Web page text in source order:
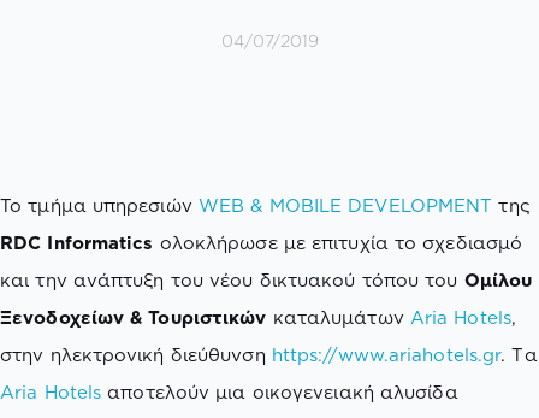
04/07/2019
To τμήμα υπηρεσιών WEB & MOBILE DEVELOPMENT της
RDC Informatics ολοκλήρωσε με επιτυχία το σχεδιασμό
και την ανάπτυξη του νέου δικτυακού τόπου του Ομίλου
Ξενοδοχείων & Τουριστικών καταλυμάτων Aria Hotels,
στην ηλεκτρονική διεύθυνση https://www.ariahotels.gr. Tα
Aria Hotels αποτελούν μια οικογενειακή αλυσίδα